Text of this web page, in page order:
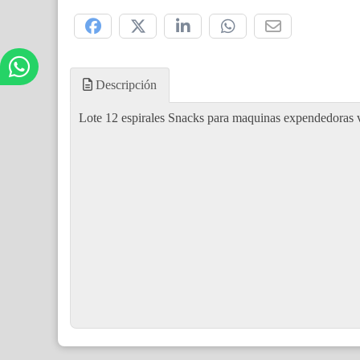
Descripción
Lote 12 espirales Snacks para maquinas